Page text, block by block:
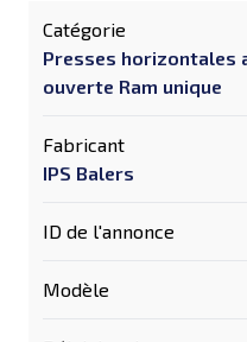
Catégorie
Presses horizontales
ouverte Ram unique
Fabricant
IPS Balers
ID de l'annonce
Modèle